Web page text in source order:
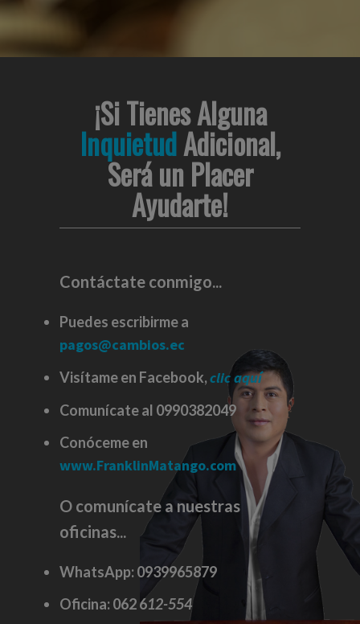
¡Si Tienes Alguna
InquietudAdicional,
Será un Placer
Ayudarte!
Contáctate conmigo...
Puedes escribirme a
pagos@cambios.ec
Visítame en Facebook,clic aquí
Comunícate al 0990382049
Conóceme en
www.FranklinMatango.com
O comunícate a nuestras
oficinas...
WhatsApp: 0939965879
Oficina: 062 612-554